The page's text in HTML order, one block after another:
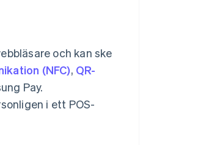
och kan ske
(NFC), QR-
Pay.
i ett POS-